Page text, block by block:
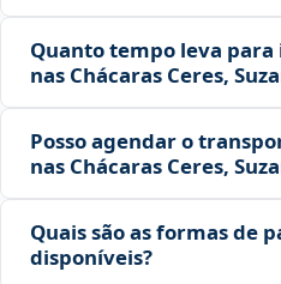
Quanto tempo leva
nas Chácaras Ceres,
Posso agendar o
nas Chácaras Ceres,
Quais são as formas de
disponíveis?